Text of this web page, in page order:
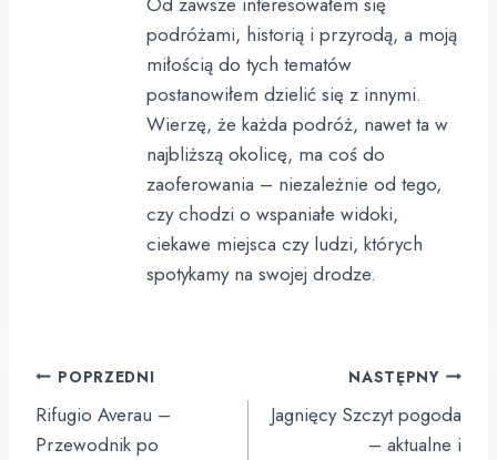
podróżami, historią i przyrodą, a moją
miłością do tych tematów
postanowiłem dzielić się z innymi.
Wierzę, że każda podróż, nawet ta w
najbliższą okolicę, ma coś do
zaoferowania – niezależnie od tego,
czy chodzi o wspaniałe widoki,
ciekawe miejsca czy ludzi, których
spotykamy na swojej drodze.
Nawigacja
wpisu
POPRZEDNI
Rifugio Averau –
Przewodnik po
NASTĘPNY
Jagnięcy Szczyt pogoda
– aktualne i